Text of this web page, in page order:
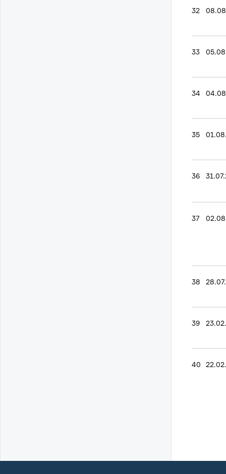
32
33
34
35
36
37
38
39
40